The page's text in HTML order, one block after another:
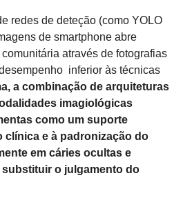
redes de deteção (como YOLO
de smartphone abre
através de fotografias
inferior às técnicas
a combinação de arquiteturas
imagiológicas
como um suporte
clínica e à padronização do
em cáries ocultas e
o julgamento do